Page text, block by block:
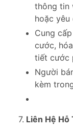
thông tin
hoặc yêu
Cung
cước,
tiết cước
Người
kèm
7. Liên Hệ Hỗ